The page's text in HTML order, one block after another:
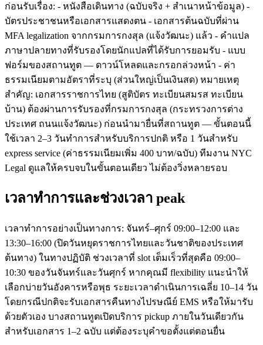
ก่อนรับเรื่อง: - หนังสือเดินทาง (ฉบับจริง + สำเนาหน้าข้อมูล) -
บัตรประชาชนหรือเอกสารแสดงตน - เอกสารต้นฉบับที่ผ่าน
MFA legalization จากกรมการกงสุล (แจ้งวัฒนะ) แล้ว - คำแปล
ภาษาปลายทางที่รับรองโดยนักแปลที่ได้รับการยอมรับ - แบบ
ฟอร์มของสถานทูต — ดาวน์โหลดและกรอกล่วงหน้า - ค่า
ธรรมเนียมตามอัตราที่ระบุ (ส่วนใหญ่เป็นเงินสด) หมายเหตุ
สำคัญ: เอกสารราชการไทย (สูติบัตร ทะเบียนสมรส ทะเบียน
บ้าน) ต้องผ่านการรับรองที่กรมการกงสุล (กระทรวงการต่าง
ประเทศ ถนนแจ้งวัฒนะ) ก่อนนำมายื่นที่สถานทูต — ขั้นตอนนี้
ใช้เวลา 2–3 วันทำการสำหรับบริการปกติ หรือ 1 วันสำหรับ
express service (ค่าธรรมเนียมเพิ่ม 400 บาท/ฉบับ) ทีมงาน NYC
Legal ดูแลให้ครบจบในขั้นตอนเดียว ไม่ต้องวิ่งหลายรอบ
เวลาทำการและช่วงเวลา peak
เวลาทำการอย่างเป็นทางการ: จันทร์–ศุกร์ 09:00–12:00 และ
13:30–16:00 (ปิดวันหยุดราชการไทยและวันชาติของประเทศ
ต้นทาง) ในทางปฏิบัติ ช่วงเวลาที่ slot เต็มเร็วที่สุดคือ 09:00–
10:30 ของวันจันทร์และวันศุกร์ หากคุณมี flexibility แนะนำให้
เลือกบ่ายวันอังคารหรือพุธ ระยะเวลาดำเนินการเฉลี่ย 10–14 วัน
โดยกรณีปกติจะรับเอกสารคืนทางไปรษณีย์ EMS หรือให้มารับ
ด้วยตัวเอง บางสถานทูตเปิดบริการ pickup ภายในวันเดียวกัน
สำหรับเอกสาร 1–2 ฉบับ แต่ต้องระบุคำขอตั้งแต่ตอนยื่น